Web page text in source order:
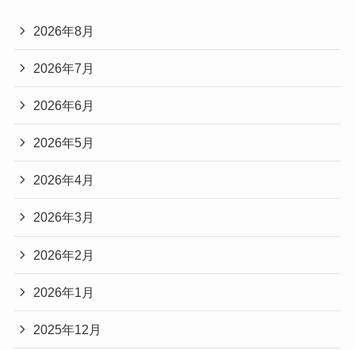
2026年8月
2026年7月
2026年6月
2026年5月
2026年4月
2026年3月
2026年2月
2026年1月
2025年12月